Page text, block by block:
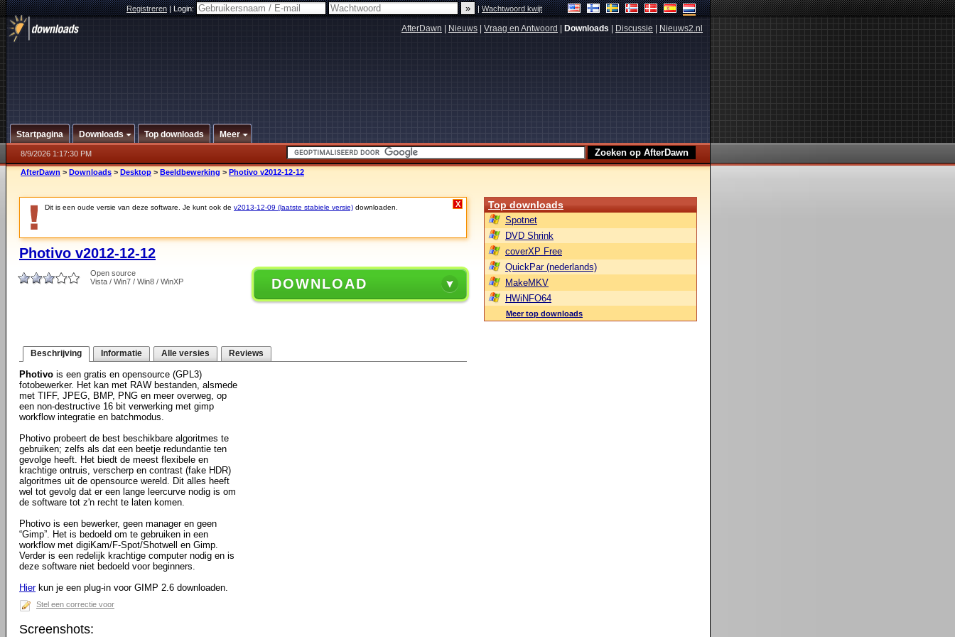
Registreren|Login: |Wachtwoord kwijt
AfterDawn Nieuws Vraag en Antwoord Downloads Discussie Nieuws2.nl
Startpagina Downloads Top downloads Meer
8/9/2026 1:17:30 PM
AfterDawn > Downloads > Desktop > Beeldbewerking > Photivo v2012-12-12
Dit is een oude versie van deze software. Je kunt ook de v2013-12-09 (laatste stabiele versie) downloaden. X
Photivo v2012-12-12
Open source
Vista / Win7 / Win8 / WinXP
DOWNLOAD
Beschrijving Informatie Alle versies Reviews
Photivo is een gratis en opensource (GPL3)
fotobewerker. Het kan met RAW bestanden, alsmede
met TIFF, JPEG, BMP, PNG en meer overweg, op
een non-destructive 16 bit verwerking met gimp
workflow integratie en batchmodus.
Photivo probeert de best beschikbare algoritmes te
gebruiken; zelfs als dat een beetje redundantie ten
gevolge heeft. Het biedt de meest flexibele en
krachtige ontruis, verscherp en contrast (fake HDR)
algoritmes uit de opensource wereld. Dit alles heeft
wel tot gevolg dat er een lange leercurve nodig is om
de software tot z'n recht te laten komen.
Photivo is een bewerker, geen manager en geen
“Gimp”. Het is bedoeld om te gebruiken in een
workflow met digiKam/F-Spot/Shotwell en Gimp.
Verder is een redelijk krachtige computer nodig en is
deze software niet bedoeld voor beginners.
Hierkun je een plug-in voor GIMP 2.6 downloaden.
Stel een correctie voor
Screenshots:
Top downloads
Spotnet
DVD Shrink
coverXP Free
QuickPar (nederlands)
MakeMKV
HWiNFO64
Meer top downloads